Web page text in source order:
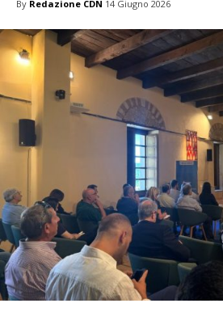
By Redazione CDN 14 Giugno 2026